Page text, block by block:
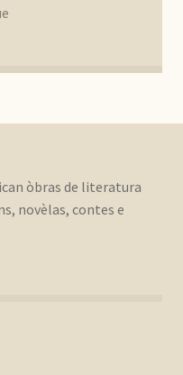
òbras de literatura
novèlas, contes e